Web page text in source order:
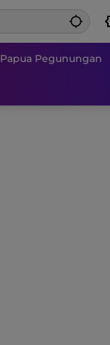
Papua Pegunungan